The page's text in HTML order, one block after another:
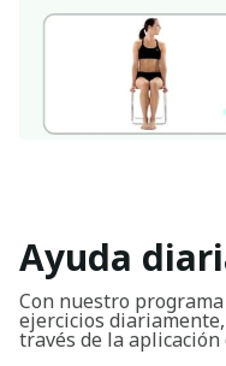
Ayuda
Con nuestro
ejercicios
través de la aplicación